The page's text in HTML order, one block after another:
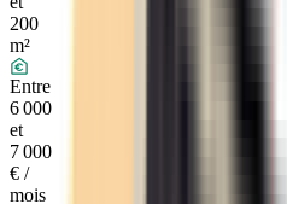
200
m²
Entre
6 000
et
7 000
€ /
mois